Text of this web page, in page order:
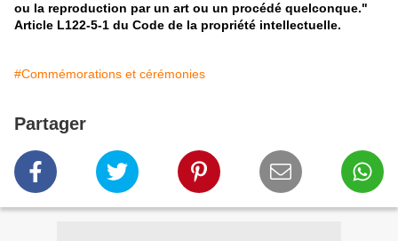
ou la reproduction par un art ou un procédé quelconque."
Article L122-5-1 du Code de la propriété intellectuelle.
#Commémorations et cérémonies
Partager